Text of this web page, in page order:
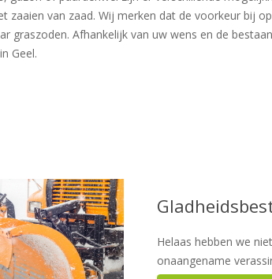
zaaien van zaad. Wij merken dat de voorkeur bij
graszoden. Afhankelijk van uw wens en de
Geel.
Helaas hebben we
onaangename